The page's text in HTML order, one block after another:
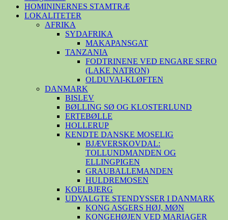
HOMININERNES STAMTRÆ
LOKALITETER
AFRIKA
SYDAFRIKA
MAKAPANSGAT
TANZANIA
FODTRINENE VED ENGARE SERO
(LAKE NATRON)
OLDUVAI-KLØFTEN
DANMARK
BISLEV
BØLLING SØ OG KLOSTERLUND
ERTEBØLLE
HOLLERUP
KENDTE DANSKE MOSELIG
BJÆVERSKOVDAL:
TOLLUNDMANDEN OG
ELLINGPIGEN
GRAUBALLEMANDEN
HULDREMOSEN
KOELBJERG
UDVALGTE STENDYSSER I DANMARK
KONG ASGERS HØJ, MØN
KONGEHØJEN VED MARIAGER